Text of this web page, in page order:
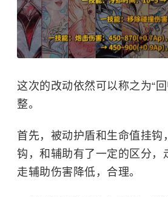
这次的改动依然可以称之为“
整。
首先，被动护盾和生命值挂钩
钩，和辅助有了一定的区分，
走辅助伤害降低，合理。